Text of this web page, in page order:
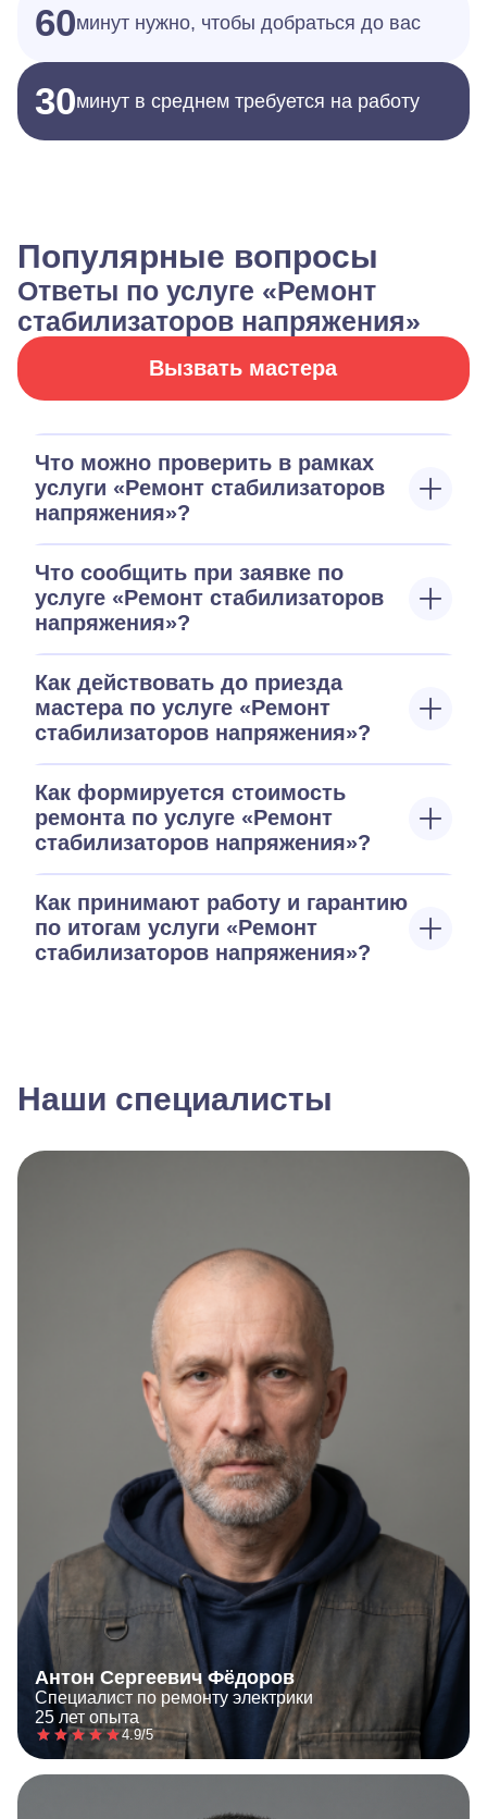
60минут нужно, чтобы добраться до вас
30минут в среднем требуется на работу
Популярные вопросы
Ответы по услуге «Ремонт
стабилизаторов напряжения»
Вызвать мастера
Что можно проверить в рамках
услуги «Ремонт стабилизаторов
напряжения»?
Что сообщить при заявке по
услуге «Ремонт стабилизаторов
напряжения»?
Как действовать до приезда
мастера по услуге «Ремонт
стабилизаторов напряжения»?
Как формируется стоимость
ремонта по услуге «Ремонт
стабилизаторов напряжения»?
Как принимают работу и гарантию
по итогам услуги «Ремонт
стабилизаторов напряжения»?
Наши специалисты
Антон Сергеевич Фёдоров
Специалист по ремонту электрики
25 лет опыта
4.9/5